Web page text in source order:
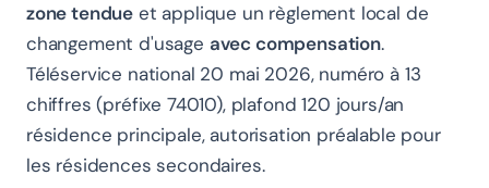
zone tendue et applique un règlement local de
changement d'usage avec compensation.
Téléservice national 20 mai 2026, numéro à 13
chiffres (préfixe 74010), plafond 120 jours/an
résidence principale, autorisation préalable pour
les résidences secondaires.
Chanlify Assistant
En ligne · Online